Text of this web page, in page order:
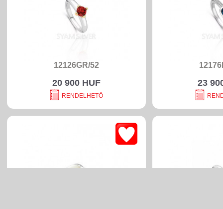
12126GR/52
20 900 HUF
RENDELHETŐ
23